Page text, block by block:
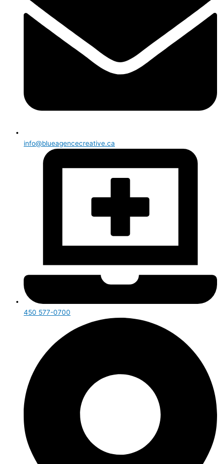
info@blueagencecreative.ca
450 577-0700